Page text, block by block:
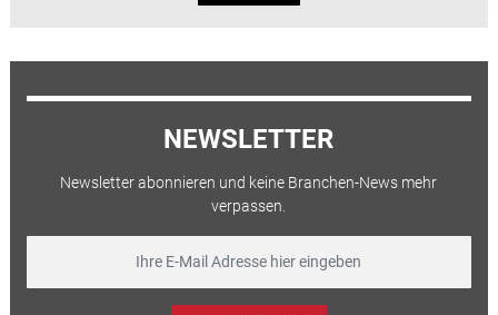
NEWSLETTER
Newsletter abonnieren und keine Branchen-News mehr
verpassen.